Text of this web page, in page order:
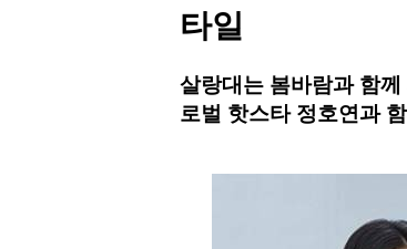
타일
살랑대는 봄바람과 함
로벌 핫스타 정호연과